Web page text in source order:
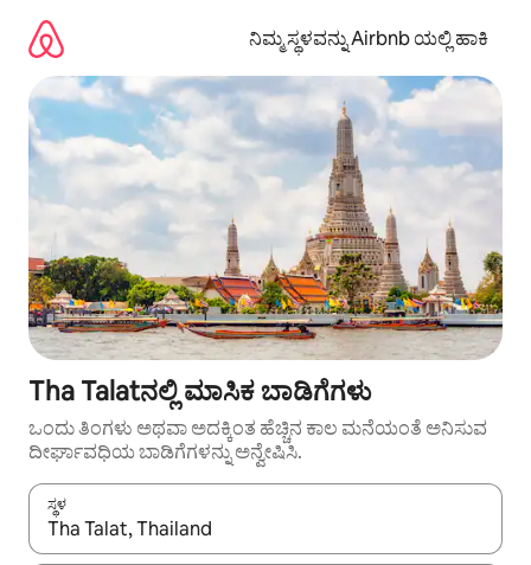
ಹೋಗಿ
ನಿಮ್ಮ ಸ್ಥಳವನ್ನು Airbnb ಯಲ್ಲಿ ಹಾಕಿ
Tha Talatನಲ್ಲಿ ಮಾಸಿಕ ಬಾಡಿಗೆಗಳು
ಒಂದು ತಿಂಗಳು ಅಥವಾ ಅದಕ್ಕಿಂತ ಹೆಚ್ಚಿನ ಕಾಲ ಮನೆಯಂತೆ ಅನಿಸುವ
ದೀರ್ಘಾವಧಿಯ ಬಾಡಿಗೆಗಳನ್ನು ಅನ್ವೇಷಿಸಿ.
ಸ್ಥಳ
ಫಲಿತಾಂಶಗಳು ಲಭ್ಯವಿರುವಾಗ, ಅಪ್ ಮತ್ತು ಡೌನ್ ಬಾಣದ ಕೀಲಿಗಳೊಂದಿಗೆ